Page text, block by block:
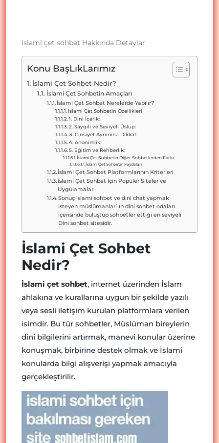
islami çet sohbet Hakkında Detaylar
Konu BaşLıkLarımız
İslami Çet Sohbet Nedir?
İslami Çet Sohbetin Amaçları
İslami Çet Sohbet Nerelerde Yapılır?
İslami Çet Sohbetin Özellikleri
1. Dini İçerik:
2. Saygılı ve Seviyeli Üslup:
3. Cinsiyet Ayrımına Dikkat:
4. Anonimlik:
5. Eğitim ve Rehberlik:
İslami Çet Sohbetin Diğer Sohbetlerden Farkı
İslami Çet Sohbetin Faydaları
İslami Çet Sohbet Platformlarının Kriterleri
İslami Çet Sohbet İçin Popüler Siteler ve
Uygulamalar
Sonuç islami sohbet ve dini chat yapmak
isteyen müslümanlar`ın dini sohbet odaları
içerisinde buluştup sohbetler ettiği en seviyeli
Dini sohbet sitesidir.
İslami Çet Sohbet
Nedir?
İslami çet sohbet, internet üzerinden İslam
ahlakına ve kurallarına uygun bir şekilde yazılı
veya sesli iletişim kurulan platformlara verilen
isimdir. Bu tür sohbetler, Müslüman bireylerin
dini bilgilerini artırmak, manevi konular üzerine
konuşmak, birbirine destek olmak ve İslami
konularda bilgi alışverişi yapmak amacıyla
gerçekleştirilir.